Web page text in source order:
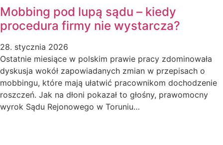
Mobbing pod lupą sądu – kiedy
procedura firmy nie wystarcza?
28. stycznia 2026
Ostatnie miesiące w polskim prawie pracy zdominowała
dyskusja wokół zapowiadanych zmian w przepisach o
mobbingu, które mają ułatwić pracownikom dochodzenie
roszczeń. Jak na dłoni pokazał to głośny, prawomocny
wyrok Sądu Rejonowego w Toruniu…